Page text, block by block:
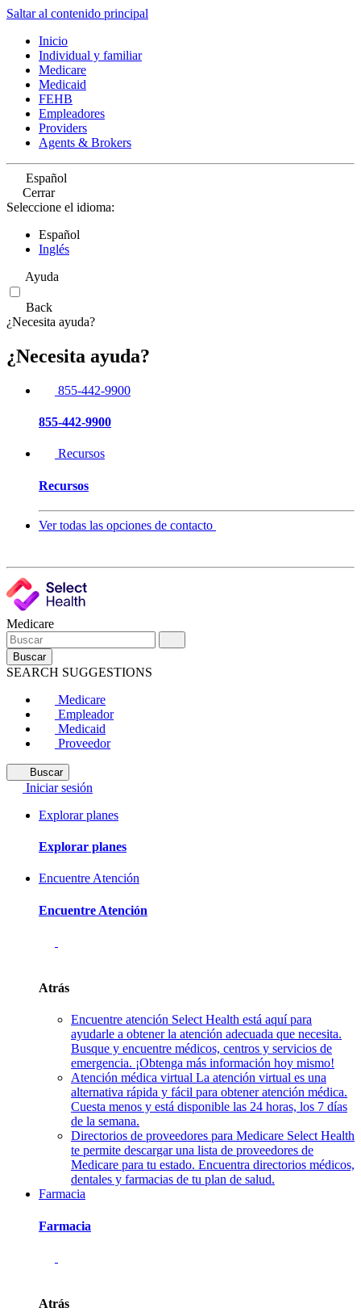
Saltar al contenido principal
Inicio
Individual y familiar
Medicare
Medicaid
FEHB
Empleadores
Providers
Agents & Brokers
Español
Cerrar
Seleccione el idioma:
Español
Inglés
Ayuda
Back
¿Necesita ayuda?
¿Necesita ayuda?
855-442-9900
855-442-9900
Recursos
Recursos
Ver todas las opciones de contacto
Medicare
Buscar
SEARCH SUGGESTIONS
Medicare
Empleador
Medicaid
Proveedor
Buscar
Iniciar sesión
Explorar planes
Explorar planes
Encuentre Atención
Encuentre Atención
Atrás
Encuentre atención Select Health está aquí para
ayudarle a obtener la atención adecuada que necesita.
Busque y encuentre médicos, centros y servicios de
emergencia. ¡Obtenga más información hoy mismo!
Atención médica virtual La atención virtual es una
alternativa rápida y fácil para obtener atención médica.
Cuesta menos y está disponible las 24 horas, los 7 días
de la semana.
Directorios de proveedores para Medicare Select Health
te permite descargar una lista de proveedores de
Medicare para tu estado. Encuentra directorios médicos,
dentales y farmacias de tu plan de salud.
Farmacia
Farmacia
Atrás